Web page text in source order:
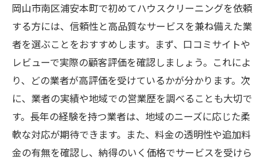
岡山市南区浦安本町で初めてハウスクリーニングを依頼
する方には、信頼性と高品質なサービスを兼ね備えた業
者を選ぶことをおすすめします。まず、口コミサイトや
レビューで実際の顧客評価を確認しましょう。これによ
り、どの業者が高評価を受けているかが分かります。次
に、業者の実績や地域での営業歴を調べることも大切で
す。長年の経験を持つ業者は、地域のニーズに応じた柔
軟な対応が期待できます。また、料金の透明性や追加料
金の有無を確認し、納得のいく価格でサービスを受けら